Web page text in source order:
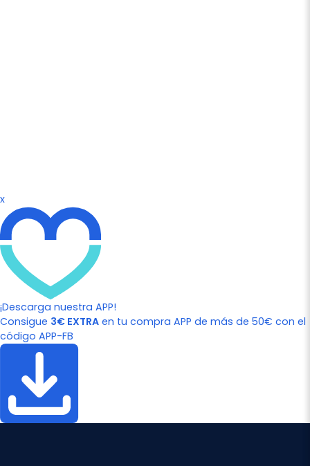
x
¡Descarga nuestra APP!
Consigue 3€ EXTRA en tu compra APP de más de 50€ con el
código APP-FB